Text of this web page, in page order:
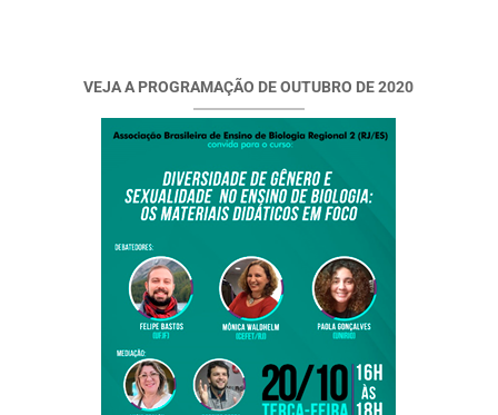
VEJA A PROGRAMAÇÃO DE OUTUBRO DE 2020